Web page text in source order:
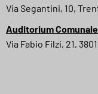
Via Segantini, 10,
Auditorium
Via Fabio Filzi, 21,